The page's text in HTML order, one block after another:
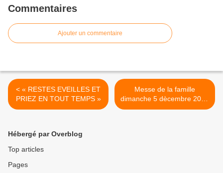
Commentaires
Ajouter un commentaire
< « RESTES EVEILLES ET
PRIEZ EN TOUT TEMPS »
Messe de la famille
dimanche 5 dècembre 2021
>
Hébergé par Overblog
Top articles
Pages